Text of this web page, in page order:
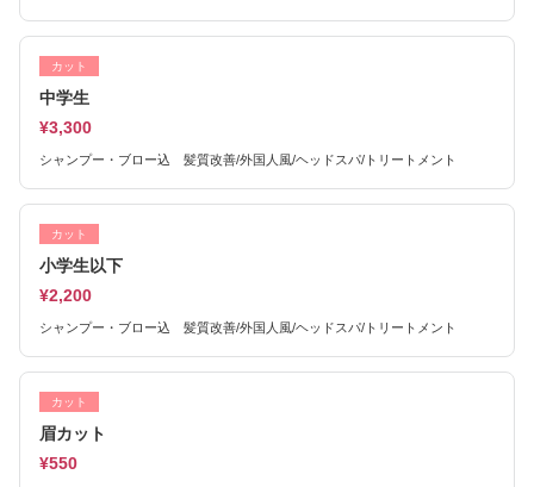
カット
中学生
¥3,300
シャンプー・ブロー込 髪質改善/外国人風/ヘッドスパ/トリートメント
カット
小学生以下
¥2,200
シャンプー・ブロー込 髪質改善/外国人風/ヘッドスパ/トリートメント
カット
眉カット
¥550